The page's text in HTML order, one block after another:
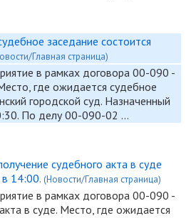
заседание состоится
Главная страница)
в рамках договора 00-090 -
где ожидается судебное
городской суд. Назначенный
По делу00-090-02 …
судебного акта в суде
14:00. (Новости/Главная страница)
в рамках договора 00-090 -
в суде. Место, где ожидается